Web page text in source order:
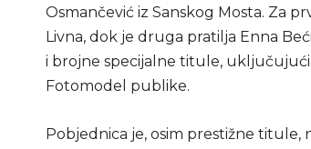
Osmančević iz Sanskog Mosta. Za
Livna, dok je druga pratilja Enna
i brojne specijalne titule, uključujući
Fotomodel publike.
Pobjednica je, osim prestižne